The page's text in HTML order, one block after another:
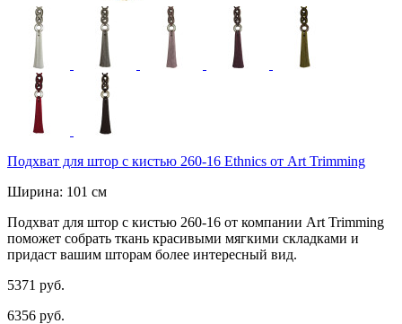
Подхват для штор с кистью 260-16 Ethnics от Art Trimming
Ширина: 101 см
Подхват для штор с кистью 260-16 от компании Art Trimming
поможет собрать ткань красивыми мягкими складками и
придаст вашим шторам более интересный вид.
5371 руб.
6356 руб.